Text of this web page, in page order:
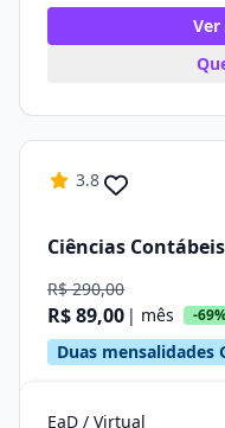
3.8
Ciências Contábeis
R$ 290,00
R$ 89,00 | mês -
Duas mensalidades
EaD / Virtual